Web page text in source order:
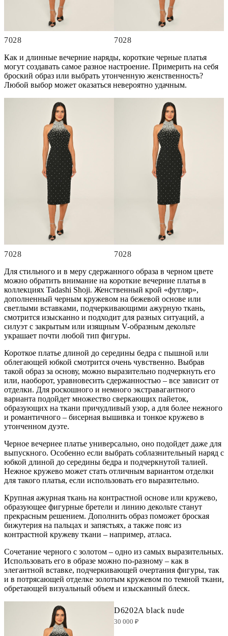
7028
7028
Как и длинные вечерние наряды, короткие черные платья
могут создавать самое разное настроение. Примерить на себя
броский образ или выбрать утонченную женственность?
Любой выбор может оказаться невероятно удачным.
7028
7028
Для стильного и в меру сдержанного образа в черном цвете
можно обратить внимание на короткие вечерние платья в
коллекциях Tadashi Shoji. Женственный крой «футляр»,
дополненный черным кружевом на бежевой основе или
светлыми вставками, подчеркивающими ажурную ткань,
смотрится изысканно и подходит для разных ситуаций, а
силуэт с закрытым или изящным V-образным декольте
украшает почти любой тип фигуры.
Короткое платье длиной до середины бедра с пышной или
облегающей юбкой смотрится очень чувственно. Выбрав
такой образ за основу, можно выразительно подчеркнуть его
или, наоборот, уравновесить сдержанностью – все зависит от
отделки. Для роскошного и немного экстравагантного
варианта подойдет множество сверкающих пайеток,
образующих на ткани причудливый узор, а для более нежного
и романтичного – бисерная вышивка и тонкое кружево в
утонченном дуэте.
Черное вечернее платье универсально, оно подойдет даже для
выпускного. Особенно если выбрать соблазнительный наряд с
юбкой длиной до середины бедра и подчеркнутой талией.
Нежное кружево может стать отличным вариантом отделки
для такого платья, если использовать его выразительно.
Крупная ажурная ткань на контрастной основе или кружево,
образующее фигурные бретели и линию декольте станут
прекрасным решением. Дополнить образ поможет броская
бижутерия на пальцах и запястьях, а также пояс из
контрастной кружеву ткани – например, атласа.
Сочетание черного с золотом – одно из самых выразительных.
Использовать его в образе можно по-разному – как в
элегантной вставке, подчеркивающей очертания фигуры, так
и в потрясающей отделке золотым кружевом по темной ткани,
обретающей визуальный объем и изысканный блеск.
D6202A black nude
30 000 ₽